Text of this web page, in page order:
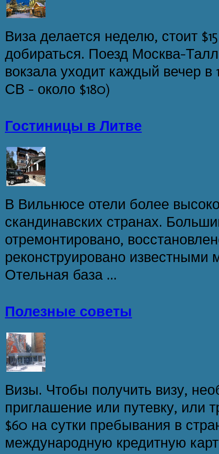
Виза делается неделю, стоит
добираться. Поезд Москва-
вокзала уходит каждый вечер в
СВ - около $180)
Гостиницы в Литве
В Вильнюсе отели более
скандинавских странах.
отремонтировано,
реконструировано
Отельная база ...
Полезные советы
Визы. Чтобы получить визу,
приглашение или путевку, или
$60 на сутки пребывания в
международную кредитную